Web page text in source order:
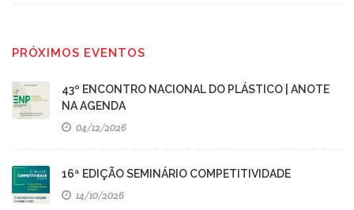
PRÓXIMOS EVENTOS
43º ENCONTRO NACIONAL DO PLÁSTICO | ANOTE
NA AGENDA
04/12/2026
16ª EDIÇÃO SEMINÁRIO COMPETITIVIDADE
14/10/2026